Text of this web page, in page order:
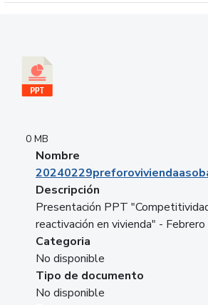
0 MB
Nombre
Descripción
Presentación PPT
reactivación en vivienda" -
Categoria
No disponible
Tipo de documento
No disponible